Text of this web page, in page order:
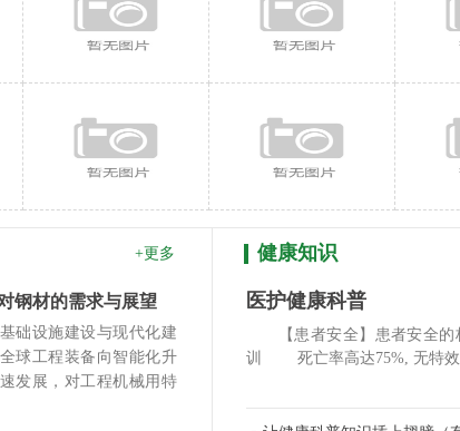
+更多
钢材的需求与展望
设施建设与现代化建
球工程装备向智能化升
发展，对工程机械用特
健康知识
医护健康科普
【患者安全】患者安全的标
训 死亡率高达75%, 无特效